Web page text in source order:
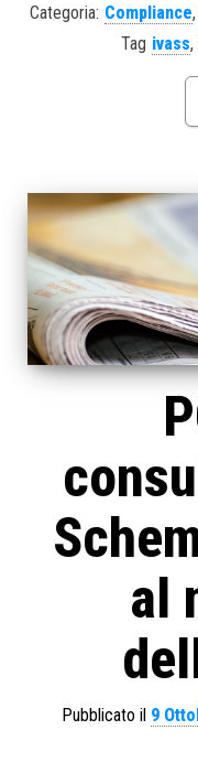
Categoria: Compliance,
Tag ivass,
al
Pubblicato il 9